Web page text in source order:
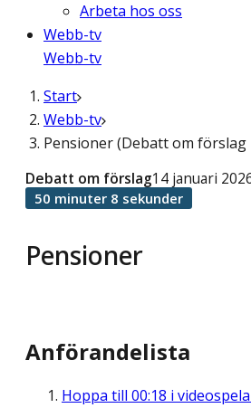
Arbeta hos oss
Webb-tv
Webb-tv
Start
Webb-tv
Pensioner (Debatt om förslag
Pensioner
Debatt om förslag14 januari
50 minuter 8 sekunder
Anförandelista
Hoppa till 00:18 i